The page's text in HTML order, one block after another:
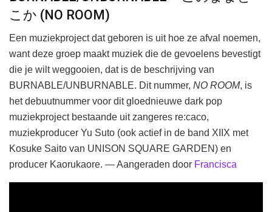
こか (NO ROOM)
Een muziekproject dat geboren is uit hoe ze afval noemen,
want deze groep maakt muziek die de gevoelens bevestigt
die je wilt weggooien, dat is de beschrijving van
BURNABLE/UNBURNABLE. Dit nummer, NO ROOM, is
het debuutnummer voor dit gloednieuwe dark pop
muziekproject bestaande uit zangeres re:caco,
muziekproducer Yu Suto (ook actief in de band XIIX met
Kosuke Saito van UNISON SQUARE GARDEN) en
producer Kaorukaore. — Aangeraden door Francisca